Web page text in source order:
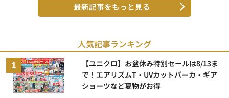
最新記事をもっと見る
人気記事ランキング
【ユニクロ】お盆休み特別セールは8/13ま
で！エアリズムT・UVカットパーカ・ギア
ショーツなど夏物がお得